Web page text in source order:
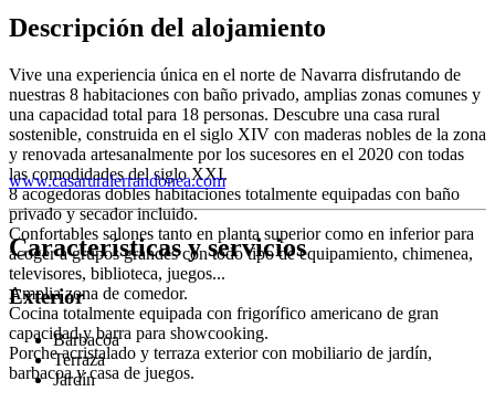
Descripción del alojamiento
Vive una experiencia única en el norte de Navarra disfrutando de
nuestras 8 habitaciones con baño privado, amplias zonas comunes y
una capacidad total para 18 personas. Descubre una casa rural
sostenible, construida en el siglo XIV con maderas nobles de la zona
y renovada artesanalmente por los sucesores en el 2020 con todas
las comodidades del siglo XXI.
8 acogedoras dobles habitaciones totalmente equipadas con baño
privado y secador incluido.
Confortables salones tanto en planta superior como en inferior para
acoger a grupos grandes con todo tipo de equipamiento, chimenea,
televisores, biblioteca, juegos...
Amplia zona de comedor.
Cocina totalmente equipada con frigorífico americano de gran
capacidad y barra para showcooking.
Porche acristalado y terraza exterior con mobiliario de jardín,
barbacoa y casa de juegos.
www.casaruralerrandonea.com
Características y servicios
Exterior
Barbacoa
Terraza
Jardín